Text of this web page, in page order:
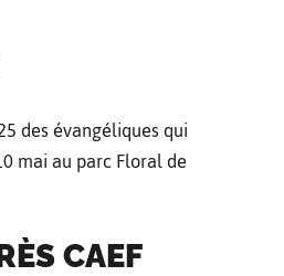
des évangéliques qui
mai au parc Floral de
CAEF